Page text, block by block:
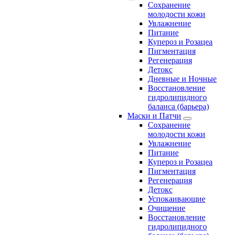
Сохранение
молодости кожи
Увлажнение
Питание
Купероз и Розацеа
Пигментация
Регенерация
Детокс
Дневные и Ночные
Восстановление
гидролипидного
баланса (барьера)
Маски и Патчи
Сохранение
молодости кожи
Увлажнение
Питание
Купероз и Розацеа
Пигментация
Регенерация
Детокс
Успокаивающие
Очищение
Восстановление
гидролипидного